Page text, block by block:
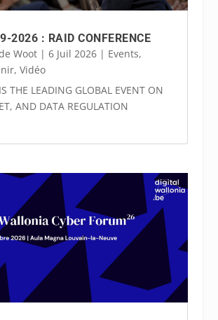
2026 : RAID CONFERENCE
Woot| 6 Juil 2026| Events,
, Vidéo
THE LEADING GLOBAL EVENT ON
AND DATA REGULATION